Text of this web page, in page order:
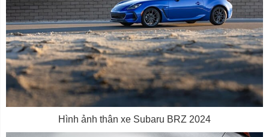
Hình ảnh thân xe Subaru BRZ 2024